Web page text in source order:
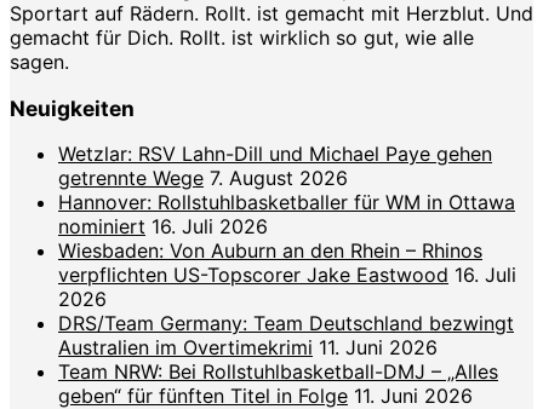
Sportart auf Rädern. Rollt. ist gemacht mit Herzblut. Und
gemacht für Dich. Rollt. ist wirklich so gut, wie alle
sagen.
Neuigkeiten
Wetzlar: RSV Lahn-Dill und Michael Paye gehen
getrennte Wege 7. August 2026
Hannover: Rollstuhlbasketballer für WM in Ottawa
nominiert 16. Juli 2026
Wiesbaden: Von Auburn an den Rhein – Rhinos
verpflichten US-Topscorer Jake Eastwood 16. Juli
2026
DRS/Team Germany: Team Deutschland bezwingt
Australien im Overtimekrimi 11. Juni 2026
Team NRW: Bei Rollstuhlbasketball-DMJ – „Alles
geben“ für fünften Titel in Folge 11. Juni 2026